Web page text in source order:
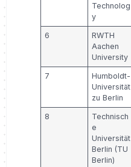
Technolog
y
6
RWTH
Aachen
University
7
Humboldt-
Universität
zu Berlin
8
Technisch
e
Universität
Berlin (TU
Berlin)